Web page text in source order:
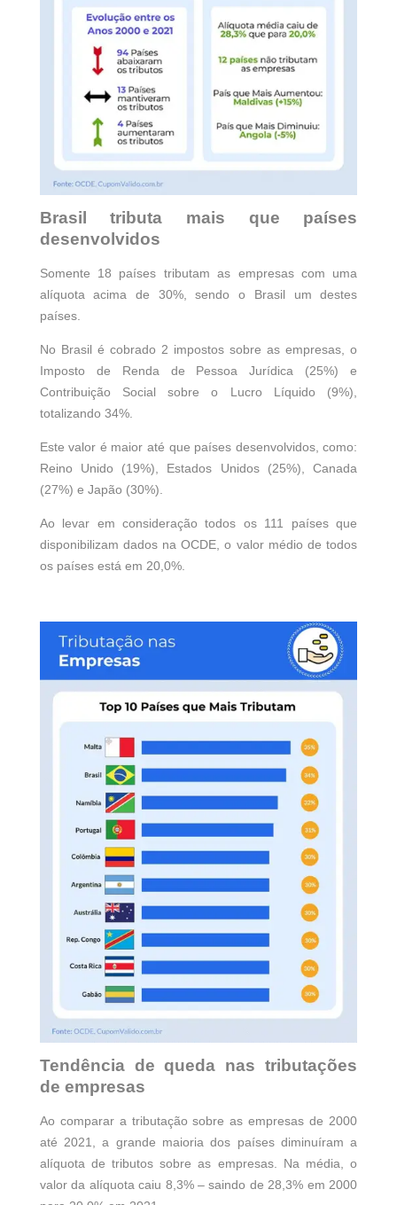
Lançame
nto do
Anuario
Brasil tributa mais que países
desenvolvidos
Somente 18 países tributam as empresas com uma
alíquota acima de 30%, sendo o Brasil um destes
países.
No Brasil é cobrado 2 impostos sobre as empresas, o
Imposto de Renda de Pessoa Jurídica (25%) e
Contribuição Social sobre o Lucro Líquido (9%),
totalizando 34%.
Este valor é maior até que países desenvolvidos, como:
Reino Unido (19%), Estados Unidos (25%), Canada
(27%) e Japão (30%).
Ao levar em consideração todos os 111 países que
disponibilizam dados na OCDE, o valor médio de todos
os países está em 20,0%.
Tendência de queda nas tributações
de empresas
Ao comparar a tributação sobre as empresas de 2000
até 2021, a grande maioria dos países diminuíram a
alíquota de tributos sobre as empresas. Na média, o
valor da alíquota caiu 8,3% – saindo de 28,3% em 2000